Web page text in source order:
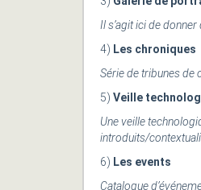
Il s’agit ici de
4) Les chroniques
Série de tribunes de
5) Veille
Une veille
introduits/
6) Les events
Catalogue